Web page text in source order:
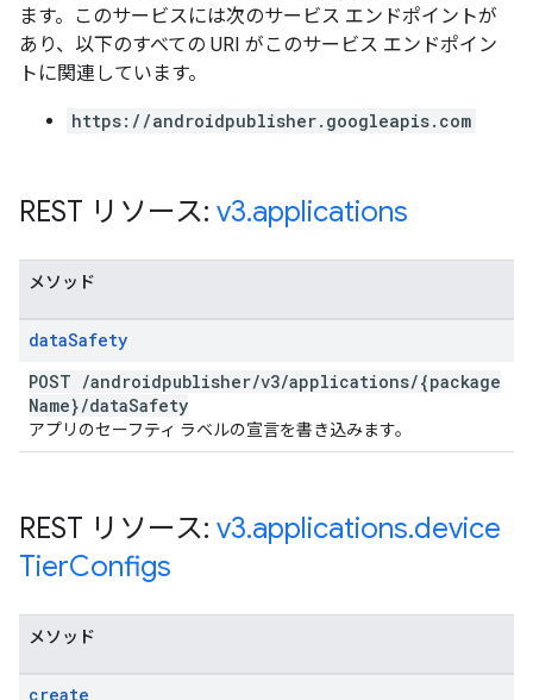
ます。このサービスには次のサービス エンドポイントが
あり、以下のすべての URI がこのサービス エンドポイン
トに関連しています。
https://androidpublisher.googleapis.com
REST リソース: v3.applications
メソッド
dataSafety
POST /androidpublisher/v3/applications/{package
Name}/dataSafety
アプリのセーフティ ラベルの宣言を書き込みます。
REST リソース: v3.applications.device
TierConfigs
メソッド
create